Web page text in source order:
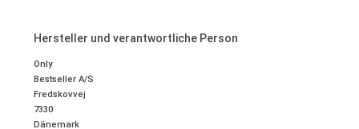
Hersteller und verantwortliche Person
Only
Bestseller A/S
Fredskovvej
7330
Dänemark